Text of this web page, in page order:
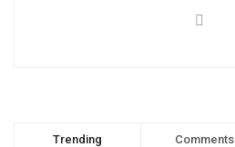
Trending Comments